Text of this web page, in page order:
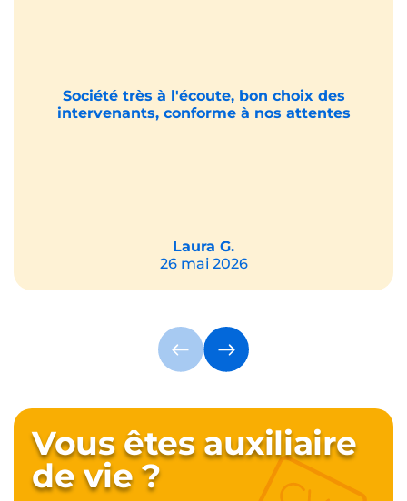
Société très à l'écoute, bon choix des
intervenants, conforme à nos attentes
Laura G.
26 mai 2026
Vous êtes auxiliaire
de vie ?